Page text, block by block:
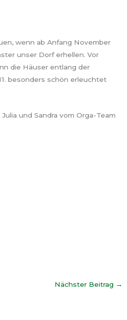
wenn ab Anfang November
unser Dorf erhellen. Vor
die Häuser entlang der
besonders schön erleuchtet
und Sandra vom Orga-Team
Nächster Beitrag →